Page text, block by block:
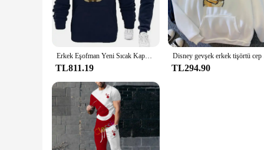
Erkek Eşofman Yeni Sıcak Kapüşonlular Setleri Yüksek Kaliteli Erkek Kapşonlu Kazak + Eşofman Altı Tasarım Hip Hop Kazak Koşu Giyim
TL811.19 TL294.90